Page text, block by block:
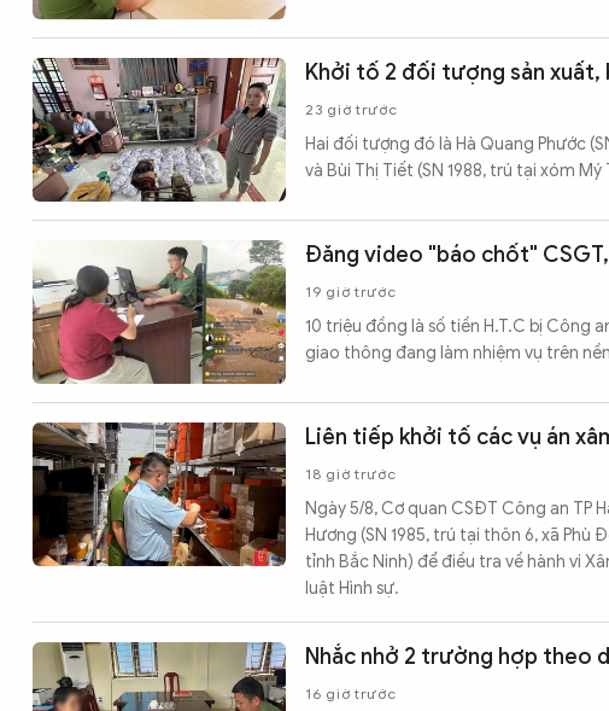
Khởi tố 2 đối tượng sản
23 giờ trước
Hai đối tượng đó là Hà Quang Phước
và Bùi Thị Tiết (SN 1988, trú tại xóm
Đăng video "báo chốt"
19 giờ trước
10 triệu đồng là số tiền H.T.C bị Công
giao thông đang làm nhiệm vụ trên
Liên tiếp khởi tố các vụ án
18 giờ trước
Ngày 5/8, Cơ quan CSĐT Công an TP
Hương (SN 1985, trú tại thôn 6, xã
tỉnh Bắc Ninh) để điều tra về hành vi
luật Hình sự.
Nhắc nhở 2 trường hợp theo
16 giờ trước